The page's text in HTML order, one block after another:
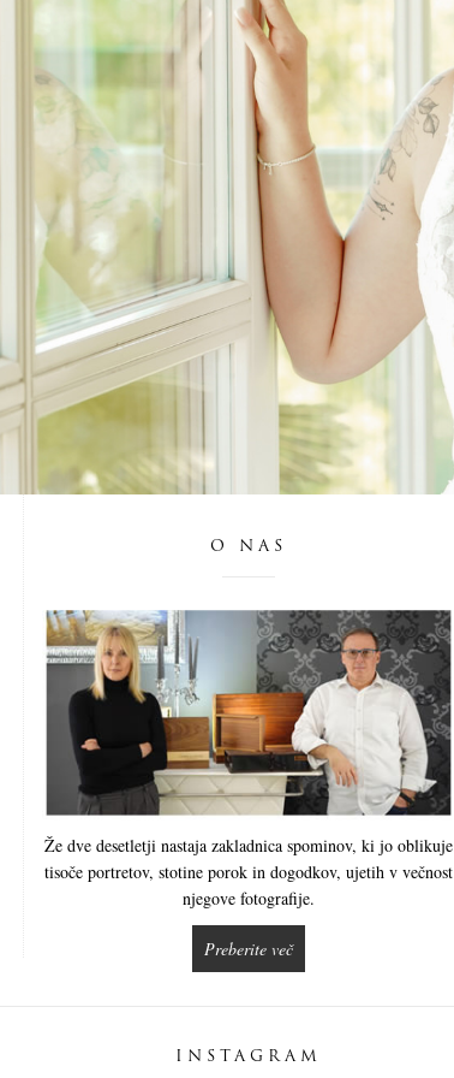
O NAS
Že dve desetletji nastaja zakladnica spominov, ki jo oblikuje
tisoče portretov, stotine porok in dogodkov, ujetih v večnost
njegove fotografije.
Preberite več
INSTAGRAM